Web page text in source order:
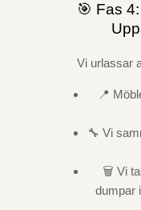
🎯 Fas
Vi urlassar
📍
🔧 Vi
🗑️ Vi
dumpar